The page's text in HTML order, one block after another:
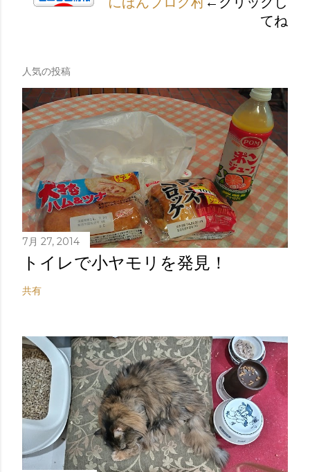
てね
人気の投稿
7月 27, 2014
トイレで小ヤモリを発見！
共有